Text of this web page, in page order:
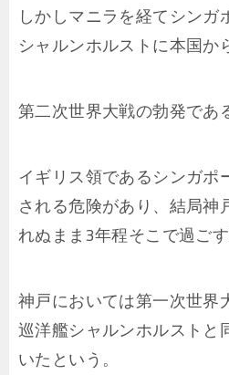
しかしマニラを経てシン
シャルンホルストに本国か
第二次世界大戦の勃発であ
イギリス領であるシンガポ
される危険があり、結局神
れぬまま3年程そこで過ごす
神戸においては第一次世界
巡洋艦シャルンホルストと
いたという。